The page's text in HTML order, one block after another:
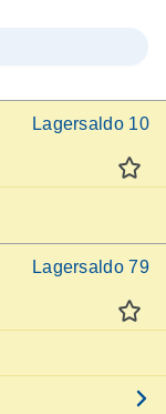
Lagersaldo 10
Lagersaldo 79